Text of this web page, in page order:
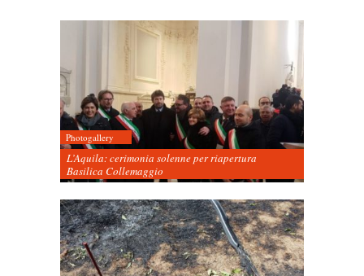
Photogallery
L’Aquila: cerimonia solenne per riapertura
Basilica Collemaggio